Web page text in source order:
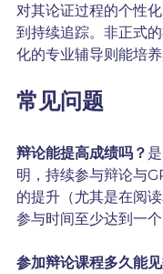
对其论证过程的个性
到持续追踪。非正式
化的专业辅导则能培
常见问题
辩论能提高成绩吗？
明，持续参与辩论与
的提升（尤其是在阅
参与时间至少达到一
参加辩论课程多久能